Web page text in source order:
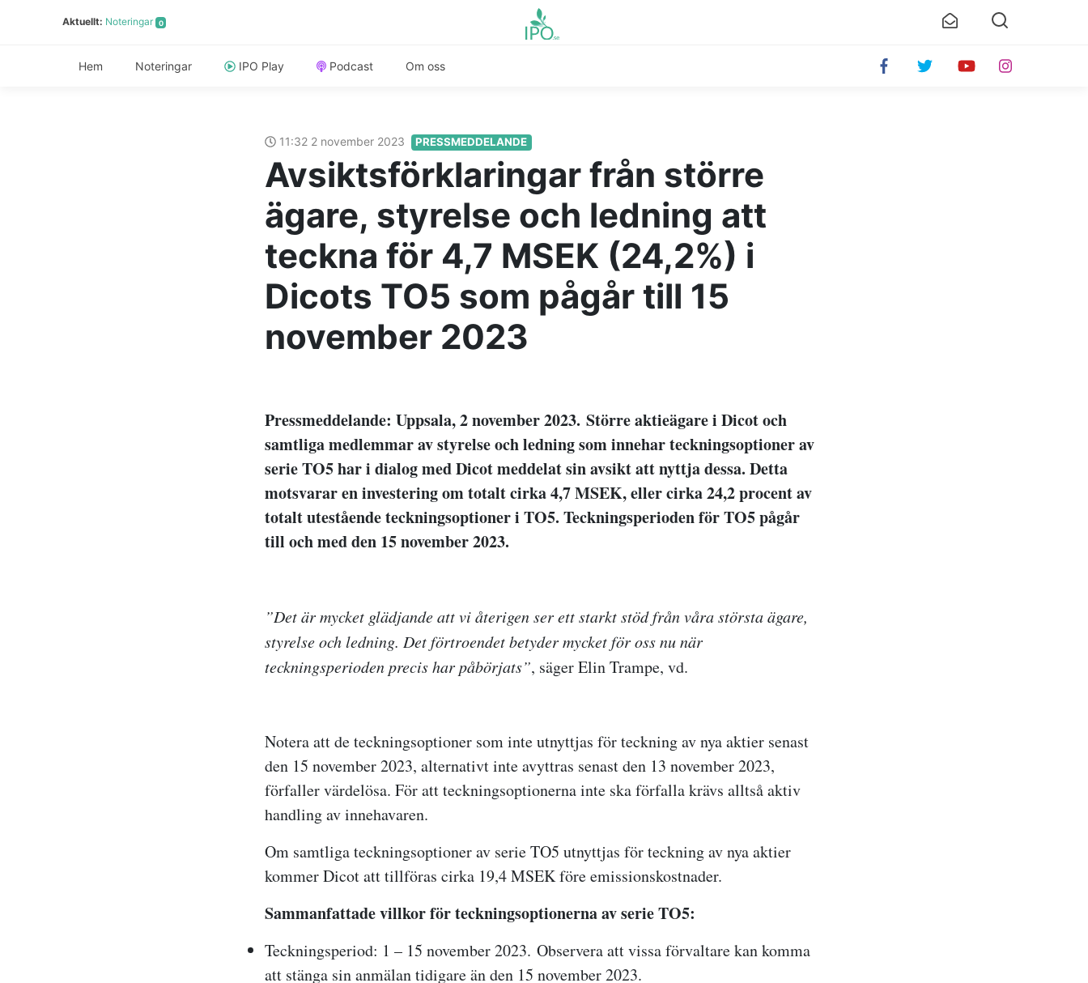
Aktuellt: Noteringar 0
Hem Noteringar IPO Play Podcast Om oss
11:32 2 november 2023 PRESSMEDDELANDE
Avsiktsförklaringar från större
ägare, styrelse och ledning att
teckna för 4,7 MSEK (24,2%) i
Dicots TO5 som pågår till 15
november 2023
Pressmeddelande: Uppsala, 2 november 2023. Större aktieägare i Dicot och
samtliga medlemmar av styrelse och ledning som innehar teckningsoptioner av
serie TO5 har i dialog med Dicot meddelat sin avsikt att nyttja dessa. Detta
motsvarar en investering om totalt cirka 4,7 MSEK, eller cirka 24,2 procent av
totalt utestående teckningsoptioner i TO5. Teckningsperioden för TO5 pågår
till och med den 15 november 2023.
”Det är mycket glädjande att vi återigen ser ett starkt stöd från våra största ägare,
styrelse och ledning. Det förtroendet betyder mycket för oss nu när
teckningsperioden precis har påbörjats”, säger Elin Trampe, vd.
Notera att de teckningsoptioner som inte utnyttjas för teckning av nya aktier senast
den 15 november 2023, alternativt inte avyttras senast den 13 november 2023,
förfaller värdelösa. För att teckningsoptionerna inte ska förfalla krävs alltså aktiv
handling av innehavaren.
Om samtliga teckningsoptioner av serie TO5 utnyttjas för teckning av nya aktier
kommer Dicot att tillföras cirka 19,4 MSEK före emissionskostnader.
Sammanfattade villkor för teckningsoptionerna av serie TO5:
Teckningsperiod: 1 – 15 november 2023. Observera att vissa förvaltare kan komma
att stänga sin anmälan tidigare än den 15 november 2023.